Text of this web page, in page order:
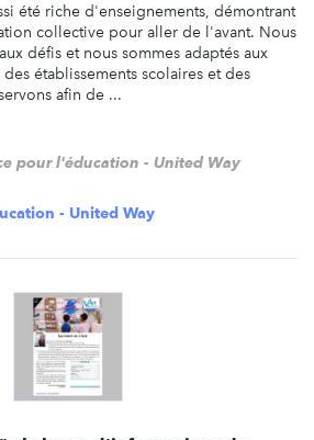
été riche d'enseignements, démontrant
collective pour aller de l'avant. Nous
défis et nous sommes adaptés aux
établissements scolaires et des
afin de ...
pour l'éducation - United Way
- United Way